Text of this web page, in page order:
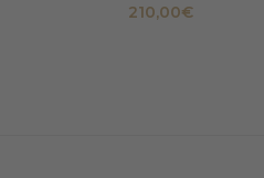
210,00€